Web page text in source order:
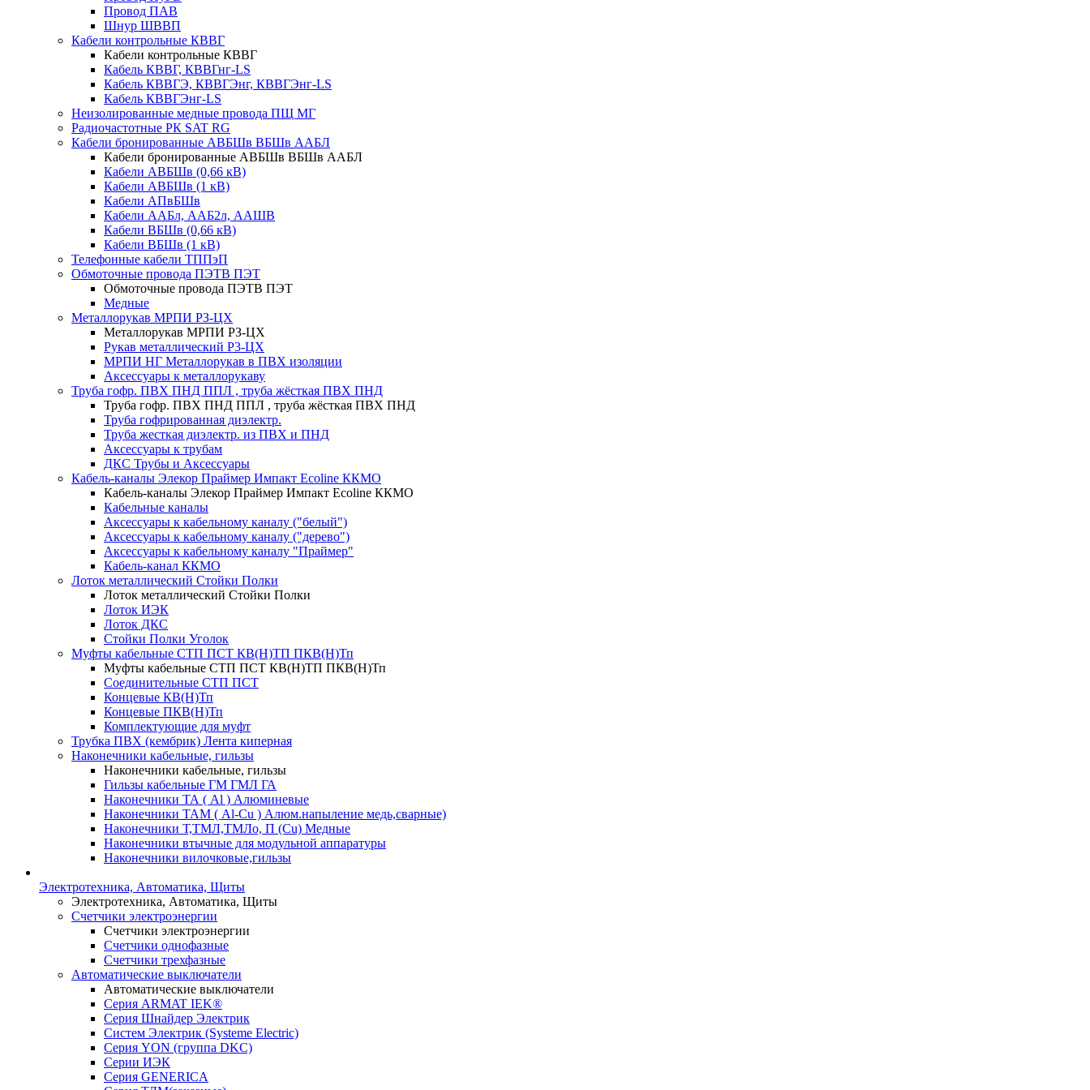
Провод ПАВ
Шнур ШВВП
Кабели контрольные КВВГ
Кабели контрольные КВВГ
Кабель КВВГ, КВВГнг-LS
Кабель КВВГЭ, КВВГЭнг, КВВГЭнг-LS
Кабель КВВГЭнг-LS
Неизолированные медные провода ПЩ МГ
Радиочастотные РК SAT RG
Кабели бронированные АВБШв ВБШв ААБЛ
Кабели бронированные АВБШв ВБШв ААБЛ
Кабели АВБШв (0,66 кВ)
Кабели АВБШв (1 кВ)
Кабели АПвБШв
Кабели ААБл, ААБ2л, ААШВ
Кабели ВБШв (0,66 кВ)
Кабели ВБШв (1 кВ)
Телефонные кабели ТППэП
Обмоточные провода ПЭТВ ПЭТ
Обмоточные провода ПЭТВ ПЭТ
Медные
Металлорукав МРПИ РЗ-ЦХ
Металлорукав МРПИ РЗ-ЦХ
Рукав металлический Р3-ЦХ
МРПИ НГ Металлорукав в ПВХ изоляции
Аксессуары к металлорукаву
Труба гофр. ПВХ ПНД ППЛ , труба жёсткая ПВХ ПНД
Труба гофр. ПВХ ПНД ППЛ , труба жёсткая ПВХ ПНД
Труба гофрированная диэлектр.
Труба жесткая диэлектр. из ПВХ и ПНД
Аксессуары к трубам
ДКС Трубы и Аксессуары
Кабель-каналы Элекор Праймер Импакт Ecoline ККМО
Кабель-каналы Элекор Праймер Импакт Ecoline ККМО
Кабельные каналы
Аксессуары к кабельному каналу ("белый")
Аксессуары к кабельному каналу ("дерево")
Аксессуары к кабельному каналу "Праймер"
Кабель-канал ККМО
Лоток металлический Стойки Полки
Лоток металлический Стойки Полки
Лоток ИЭК
Лоток ДКС
Стойки Полки Уголок
Муфты кабельные СТП ПСТ КВ(Н)ТП ПКВ(Н)Тп
Муфты кабельные СТП ПСТ КВ(Н)ТП ПКВ(Н)Тп
Соединительные СТП ПСТ
Концевые КВ(Н)Тп
Концевые ПКВ(Н)Тп
Комплектующие для муфт
Трубка ПВХ (кембрик) Лента киперная
Наконечники кабельные, гильзы
Наконечники кабельные, гильзы
Гильзы кабельные ГМ ГМЛ ГА
Наконечники ТА ( Al ) Алюминевые
Наконечники ТАМ ( Al-Cu ) Алюм.напыление медь,сварные)
Наконечники Т,ТМЛ,ТМЛо, П (Cu) Медные
Наконечники втычные для модульной аппаратуры
Наконечники вилочковые,гильзы
Электротехника, Автоматика, Щиты
Электротехника, Автоматика, Щиты
Счетчики электроэнергии
Счетчики электроэнергии
Счетчики однофазные
Счетчики трехфазные
Автоматические выключатели
Автоматические выключатели
Серия ARMAT IEK®
Серия Шнайдер Электрик
Систем Электрик (Systeme Electric)
Серия YON (группа DKC)
Серии ИЭК
Серия GENERICA